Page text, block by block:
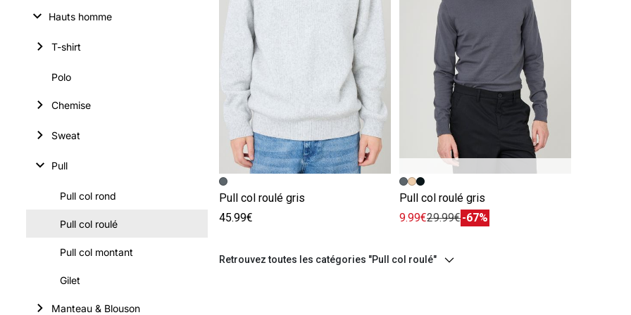
Hauts homme
T-shirt
Polo
Chemise
Sweat
Pull
Pull col rond
Pull col roulé
Pull col montant
Gilet
Manteau & Blouson
Image précédente
Image suivante
Pull col roulé gris
45.99€
Image précédente
Image suivante
Pull col roulé gris
9.99€29.99€-67%
Retrouvez toutes les catégories "Pull col roulé"